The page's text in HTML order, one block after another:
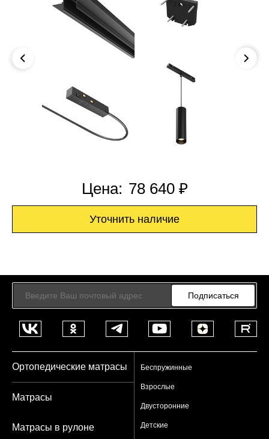
Цена: 78 640 ₽
Уточнить наличие
Подписаться
Ортопедические матрасы Беспружинные
Взрослые
Двусторонние
Детские
Матрасы
Матрасы в рулоне